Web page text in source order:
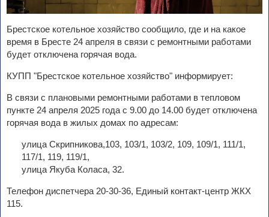
Брестское котельное хозяйство сообщило, где и на какое
время в Бресте 24 апреля в связи с ремонтными работами
будет отключена горячая вода.
КУПП "Брестское котельное хозяйство" информирует:
В связи с плановыми ремонтными работами в тепловом
пункте 24 апреля 2025 года с 9.00 до 14.00 будет отключена
горячая вода в жилых домах по адресам:
улица Скрипникова,103, 103/1, 103/2, 109, 109/1, 111/1,
117/1, 119, 119/1,
улица Якуба Коласа, 32.
Телефон диспетчера 20-30-36, Единый контакт-центр ЖКХ
115.